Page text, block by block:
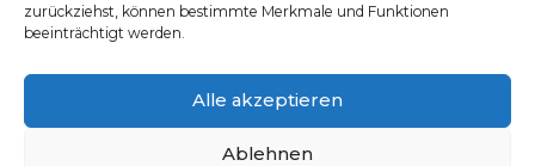
zurückziehst, können bestimmte Merkmale und Funktionen
beeinträchtigt werden.
Alle akzeptieren
Ablehnen